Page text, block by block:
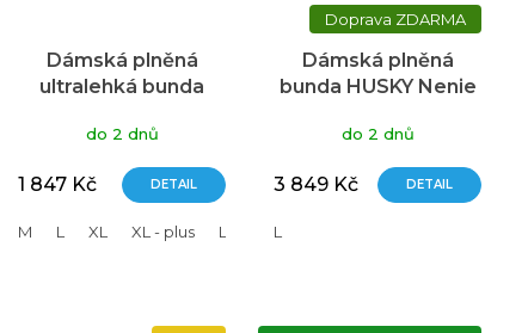
Dámská plněná
ultralehká bunda
do 2 dnů
1 847 Kč DETAIL
M L XL XL - plus L - plus
ZDARMA
Dámská plněná
bunda HUSKY Nenie
do 2 dnů
3 849 Kč DETAIL
L